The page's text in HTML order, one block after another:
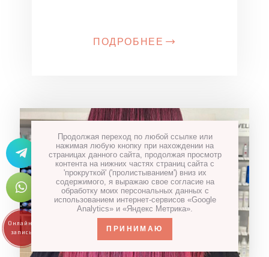
ПОДРОБНЕЕ
Продолжая переход по любой ссылке или
нажимая любую кнопку при нахождении на
страницах данного сайта, продолжая просмотр
контента на нижних частях страниц сайта с
'прокруткой' ('пролистыванием') вниз их
содержимого, я выражаю свое согласие на
обработку моих персональных данных с
использованием интернет-сервисов «Google
Analytics» и «Яндекс Метрика».
ПРИНИМАЮ